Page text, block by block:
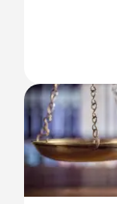
Se loger à
2026
un